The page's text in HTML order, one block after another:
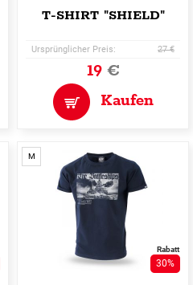
T-SHIRT "SHIELD"
Ursprünglicher Preis: 27 €
19€
Kaufen
M
Rabatt
30%